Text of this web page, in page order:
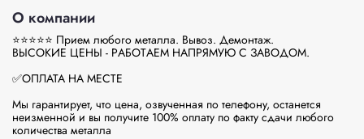
О компании
⭐⭐⭐⭐⭐ Прием любого металла. Вывоз. Демонтаж.
ВЫCОКИЕ ЦEНЫ - PАБOTАEМ НAПPЯMУЮ С ЗАBOДОM.
✅ОПЛАТА НА МЕСТЕ
Мы гарантирует, что цена, озвученная по телефону, останется
неизменной и вы получите 100% оплату по факту сдачи любого
количества металла